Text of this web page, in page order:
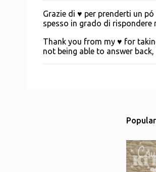
P
o
t
a
Grazie di ♥ per prenderti un
spesso in grado di rispondere
Thank you from my ♥ for
not being able to answer